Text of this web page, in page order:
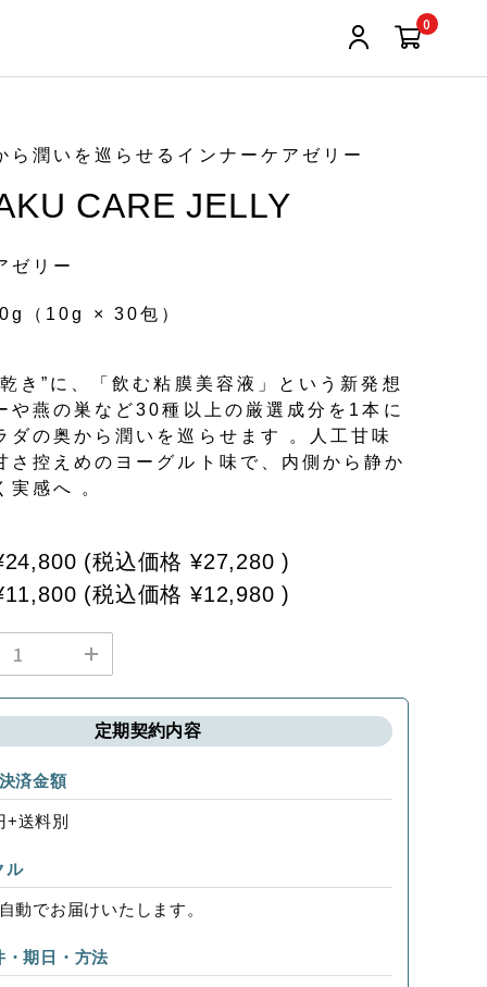
0
ら潤いを巡らせるインナーケアゼリー
CARE JELLY
ゼリー
（10g × 30包）
き”に、「飲む粘膜美容液」という新発想
や燕の巣など30種以上の厳選成分を1本に
ダの奥から潤いを巡らせます 。人工甘味
さ控えめのヨーグルト味で、内側から静か
実感へ 。
(税込価格¥27,280 )
(税込価格¥12,980 )
定期契約内容
済金額
+送料別
ル
動でお届けいたします。
・期日・方法